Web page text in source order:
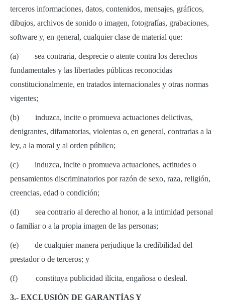
terceros informaciones, datos, contenidos, mensajes, gráficos,
dibujos, archivos de sonido o imagen, fotografías, grabaciones,
software y, en general, cualquier clase de material que:
(a) sea contraria, desprecie o atente contra los derechos
fundamentales y las libertades públicas reconocidas
constitucionalmente, en tratados internacionales y otras normas
vigentes;
(b) induzca, incite o promueva actuaciones delictivas,
denigrantes, difamatorias, violentas o, en general, contrarias a la
ley, a la moral y al orden público;
(c) induzca, incite o promueva actuaciones, actitudes o
pensamientos discriminatorios por razón de sexo, raza, religión,
creencias, edad o condición;
(d) sea contrario al derecho al honor, a la intimidad personal
o familiar o a la propia imagen de las personas;
(e) de cualquier manera perjudique la credibilidad del
prestador o de terceros; y
(f) constituya publicidad ilícita, engañosa o desleal.
3.- EXCLUSIÓN DE GARANTÍAS Y